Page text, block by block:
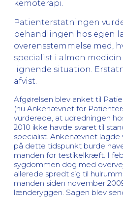
kemoterapi.
Patienterstatningen
behandlingen hos egen
overensstemmelse med,
specialist i almen
lignende situation.
afvist.
Afgørelsen blev anket til
(nu Ankenævnet for
vurderede, at udredningen
2010 ikke havde svaret til
specialist. Ankenævnet
på dette tidspunkt burde
manden for testikelkræft. I
sygdommen dog med
allerede spredt sig til
manden siden november
lænderyggen. Sagen blev